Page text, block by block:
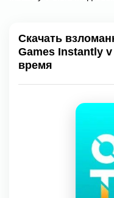
Скачать
Games Instantly
время